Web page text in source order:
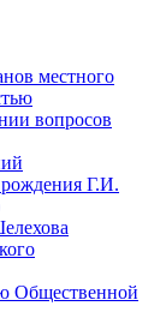
местного
вопросов
Г.И.
Общественной